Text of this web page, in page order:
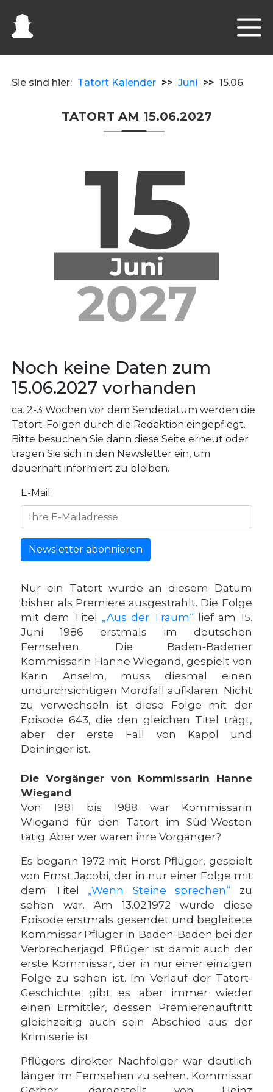
Sie sind hier: Tatort Kalender >> Juni >> 15.06
TATORT AM 15.06.2027
Noch keine Daten zum
15.06.2027 vorhanden
ca. 2-3 Wochen vor dem Sendedatum werden die
Tatort-Folgen durch die Redaktion eingepflegt.
Bitte besuchen Sie dann diese Seite erneut oder
tragen Sie sich in den Newsletter ein, um
dauerhaft informiert zu bleiben.
E-Mail
Newsletter abonnieren
Nur ein Tatort wurde an diesem Datum
bisher als Premiere ausgestrahlt. Die Folge
mit dem Titel „Aus der Traum“ lief am 15.
Juni 1986 erstmals im deutschen
Fernsehen. Die Baden-Badener
Kommissarin Hanne Wiegand, gespielt von
Karin Anselm, muss diesmal einen
undurchsichtigen Mordfall aufklären. Nicht
zu verwechseln ist diese Folge mit der
Episode 643, die den gleichen Titel trägt,
aber der erste Fall von Kappl und
Deininger ist.
Die Vorgänger von Kommissarin Hanne
Wiegand
Von 1981 bis 1988 war Kommissarin
Wiegand für den Tatort im Süd-Westen
tätig. Aber wer waren ihre Vorgänger?
Es begann 1972 mit Horst Pflüger, gespielt
von Ernst Jacobi, der in nur einer Folge mit
dem Titel „Wenn Steine sprechen“ zu
sehen war. Am 13.02.1972 wurde diese
Episode erstmals gesendet und begleitete
Kommissar Pflüger in Baden-Baden bei der
Verbrecherjagd. Pflüger ist damit auch der
erste Kommissar, der in nur einer einzigen
Folge zu sehen ist. Im Verlauf der Tatort-
Geschichte gibt es aber immer wieder
einen Ermittler, dessen Premierenauftritt
gleichzeitig auch sein Abschied aus der
Krimiserie ist.
Pflügers direkter Nachfolger war deutlich
länger im Fernsehen zu sehen. Kommissar